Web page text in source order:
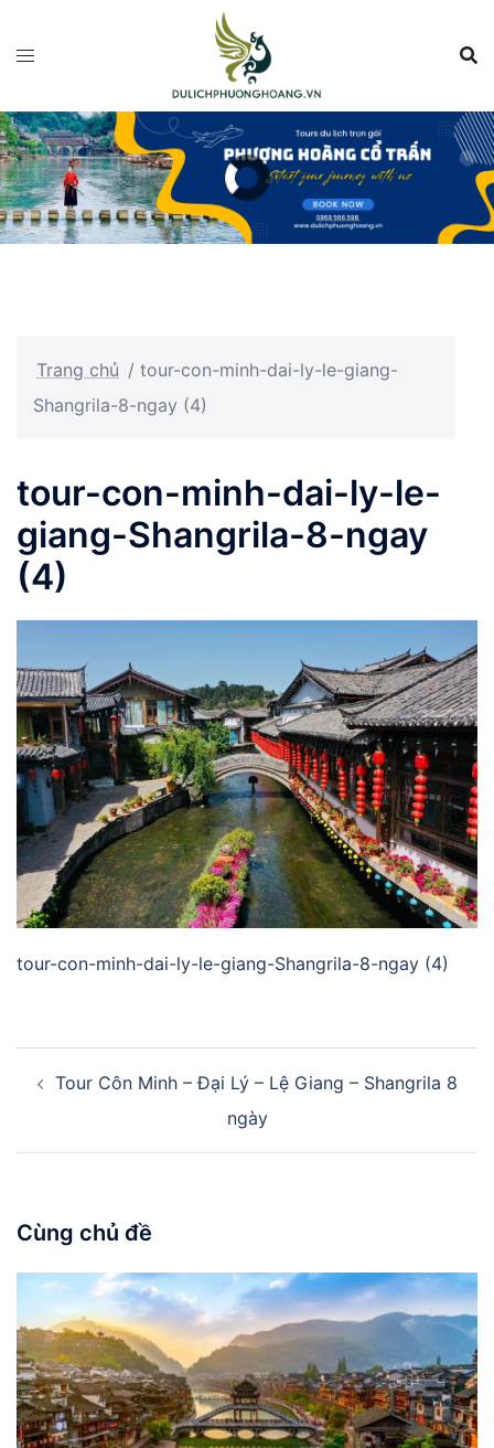
đến
dung
Trang chủ / tour-con-minh-dai-ly-le-giang-
Shangrila-8-ngay (4)
tour-con-minh-dai-ly-le-
giang-Shangrila-8-ngay
(4)
tour-con-minh-dai-ly-le-giang-Shangrila-8-ngay (4)
hướng
viết
Tour Côn Minh – Đại Lý – Lệ Giang – Shangrila 8
ngày
Cùng chủ đề